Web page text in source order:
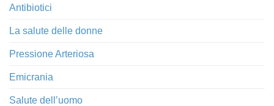
Antibiotici
La salute delle donne
Pressione Arteriosa
Emicrania
Salute dell’uomo